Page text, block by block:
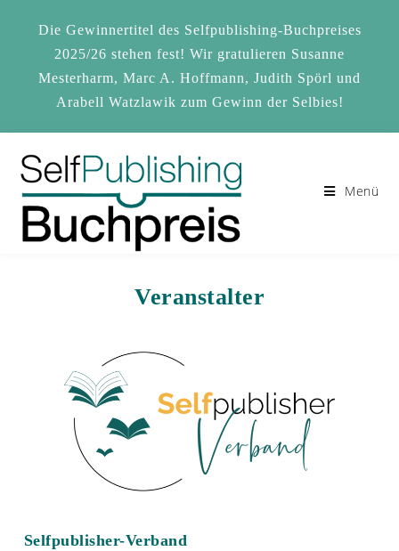
springen
Die Gewinnertitel des Selfpublishing-Buchpreises
2025/26 stehen fest! Wir gratulieren Susanne
Mesterharm, Marc A. Hoffmann, Judith Spörl und
Arabell Watzlawik zum Gewinn der Selbies!
Menü
Veranstalter
Selfpublisher-Verband